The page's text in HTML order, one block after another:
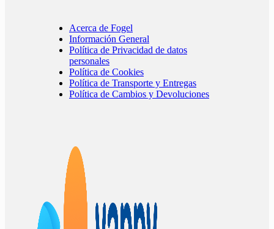
Acerca de Fogel
Información General
Política de Privacidad de datos
personales
Política de Cookies
Política de Transporte y Entregas
Política de Cambios y Devoluciones